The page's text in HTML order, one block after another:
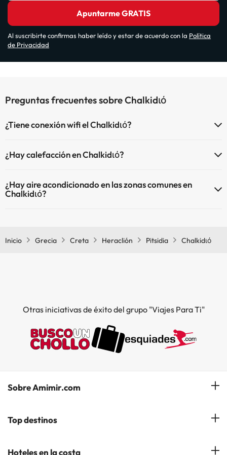
Apuntarme GRATIS
Al suscribirte confirmas haber leído y estar de acuerdo con la Política
de Privacidad
Preguntas frecuentes sobre Chalkidιό
¿Tiene conexión wifi el Chalkidιό?
¿Hay calefacción en Chalkidιό?
¿Hay aire acondicionado en las zonas comunes en
Chalkidιό?
Inicio Grecia Creta Heraclión Pitsidia Chalkidιό
Otras iniciativas de éxito del grupo "Viajes Para Ti"
Sobre Amimir.com
¿Quiénes somos?
Top destinos
Hoteles en Salou
Hoteles en la costa